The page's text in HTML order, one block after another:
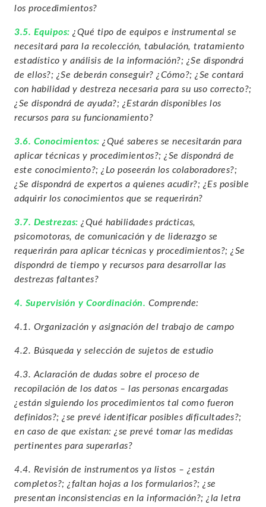
los procedimientos?
3.5. Equipos:¿Qué tipo de equipos e instrumental se
necesitará para la recolección, tabulación, tratamiento
estadístico y análisis de la información?; ¿Se dispondrá
de ellos?; ¿Se deberán conseguir? ¿Cómo?;¿Se contará
con habilidad y destreza necesaria para su uso correcto?;
¿Se dispondrá de ayuda?; ¿Estarán disponibles los
recursos para su funcionamiento?
3.6. Conocimientos:¿Qué saberes se necesitarán para
aplicar técnicas y procedimientos?;¿Se dispondrá de
este conocimiento?;¿Lo poseerán los colaboradores?;
¿Se dispondrá de expertos a quienes acudir?; ¿Es posible
adquirir los conocimientos que se requerirán?
3.7. Destrezas:¿Qué habilidades prácticas,
psicomotoras, de comunicación y de liderazgo se
requerirán para aplicar técnicas y procedimientos?;¿Se
dispondrá de tiempo y recursos para desarrollar las
destrezas faltantes?
4. Supervisión y Coordinación. Comprende:
4.1. Organización y asignación del trabajo de campo
4.2. Búsqueda y selección de sujetos de estudio
4.3. Aclaración de dudas sobre el proceso de
recopilación de los datos – las personas encargadas
¿están siguiendo los procedimientos tal como fueron
definidos?; ¿se prevé identificar posibles dificultades?;
en caso de que existan: ¿se prevé tomar las medidas
pertinentes para superarlas?
4.4. Revisión de instrumentos ya listos – ¿están
completos?; ¿faltan hojas a los formularios?; ¿se
presentan inconsistencias en la información?; ¿la letra